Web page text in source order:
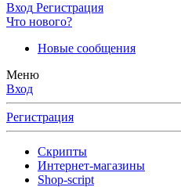
Вход Регистрация
Что нового?
Новые сообщения
Меню
Вход
Регистрация
Скрипты
Интернет-магазины
Shop-script